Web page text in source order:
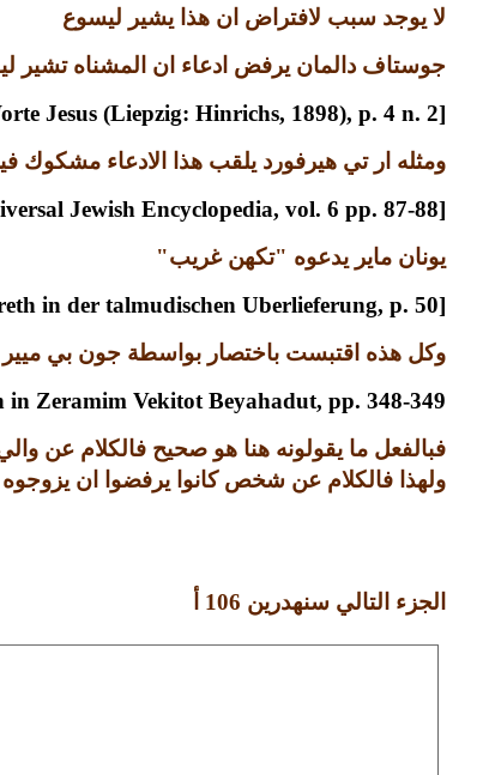
لا يوجد سبب لافتراض ان هذا يشير ليسوع
جوستاف دالمان يرفض ادعاء ان المشناه تشير
[Dalman, Die Worte Jesus (Liepzig: Hinrichs, 1898), p. 4 n. 2].
ومثله ار تي هيرفورد يلقب هذا الادعاء مشكوك
[Herford, “Jesus in Rabbinical Literature“, The Universal Jewish Encyclopedia, vol. 6 pp. 87-88].
يونان ماير يدعوه "تكهن غريب"
[Maier, Jesus von Nazareth in der talmudischen Uberlieferung, p. 50].
وكل هذه اقتبست باختصار بواسطة جون بي ميير
in Zeramim Vekitot Beyahadut, pp. 348-349.
فبالفعل ما يقولونه هنا هو صحيح فالكلام عن
ولهذا فالكلام عن شخص كانوا يرفضوا ان يزوجوه
الجزء التالي سنهدرين 106